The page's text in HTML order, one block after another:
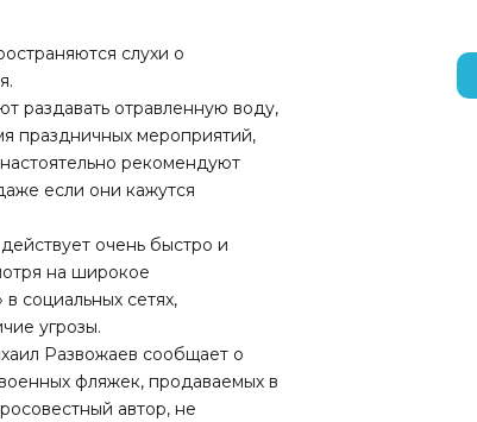
слухи о
раздавать отравленную воду,
праздничных мероприятий,
рекомендуют
если они кажутся
очень быстро и
на широкое
социальных сетях,
угрозы.
Развожаев сообщает о
фляжек, продаваемых в
автор, не